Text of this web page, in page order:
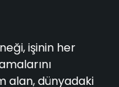
işinin her
alan, dünyadaki